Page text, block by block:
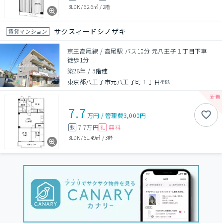
3LDK/62.6㎡ / 2階
賃貸マンション サクスィードシノザキ
京王高尾線 / 高尾駅 バス10分 元八王子１丁目下車
徒歩1分
築28年 / 3階建
東京都八王子市元八王子町１丁目498
7.7 万円 /管理費3,000円
敷 7.7万円 礼 無料
3LDK/61.49㎡ /3階